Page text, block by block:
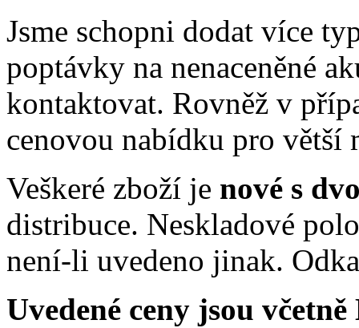
Jsme schopni dodat více
poptávky na nenaceněné
kontaktovat. Rovněž v
cenovou nabídku pro větší
Veškeré zboží je nové s
distribuce. Neskladové
není-li uvedeno jinak.
Uvedené ceny jsou včetně